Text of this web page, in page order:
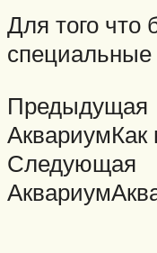
Для того что
специальные
Предыдущая
Следующая